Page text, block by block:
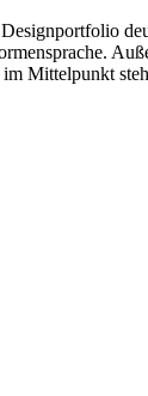
im Mittelpunkt